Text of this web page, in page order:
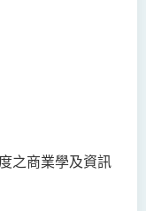
之商業學及資訊